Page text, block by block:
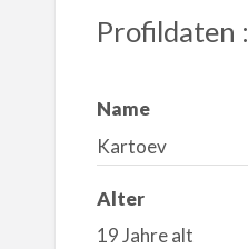
Profildaten :
Name
Kartoev
Alter
19 Jahre alt